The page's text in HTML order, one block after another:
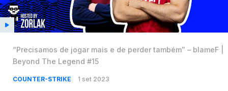
“Precisamos de jogar mais e de perder também” – blameF |
Beyond The Legend #15
COUNTER-STRIKE 1 set 2023